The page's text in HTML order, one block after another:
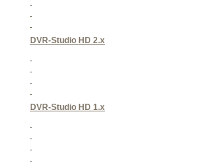
DVR-Studio HD 2.x
DVR-Studio HD 1.x